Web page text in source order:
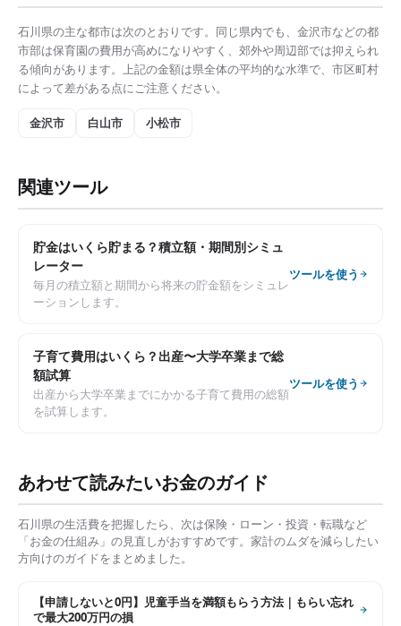
石川県の主な都市は次のとおりです。同じ県内でも、 金沢市などの都
市部は保育園の費用が高めになりやすく、郊外や周辺部では抑えられ
る傾向があります。上記の金額は県全体の平均的な水準で、市区町村
によって差がある点にご注意ください。
金沢市 白山市 小松市
関連ツール
貯金はいくら貯まる？積立額・期間別シミュ
レーター
毎月の積立額と期間から将来の貯金額をシミュレ
ーションします。
ツールを使う
子育て費用はいくら？出産〜大学卒業まで総
額試算
出産から大学卒業までにかかる子育て費用の総額
を試算します。
ツールを使う
あわせて読みたいお金のガイド
石川県の生活費を把握したら、次は保険・ローン・投資・転職など
「お金の仕組み」の見直しがおすすめです。家計のムダを減らしたい
方向けのガイドをまとめました。
【申請しないと0円】児童手当を満額もらう方法｜もらい忘れ
で最大200万円の損